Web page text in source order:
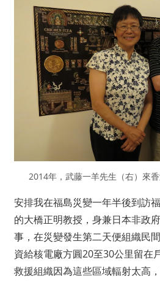
2014年，武藤一羊先生（右）來香
安排我在福島災變一年半後到訪
的大橋正明教授，身兼日本非政
事，在災變發生第二天便組織民
資給核電廠方圓20至30公里留在
救援組織因為這些區域輻射太高